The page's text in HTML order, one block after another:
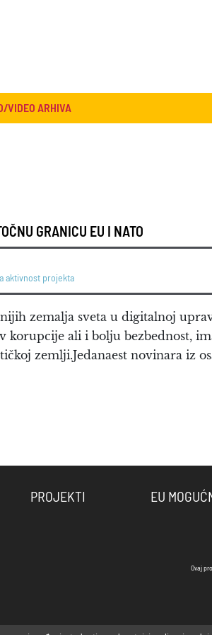
VIDEO ARHIVA
GRANICU EU I NATO
aktivnost projekta
zemalja sveta u digitalnoj
korupcije ali i bolju bezbednost,
zemlji.Jedanaest novinara iz
PROJEKTI EU
Ovaj